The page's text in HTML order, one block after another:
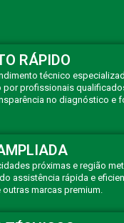
RÁPIDO
técnico
por profissionais
no diagnóstico e
próximas e região
assistência rápida e
marcas premium.